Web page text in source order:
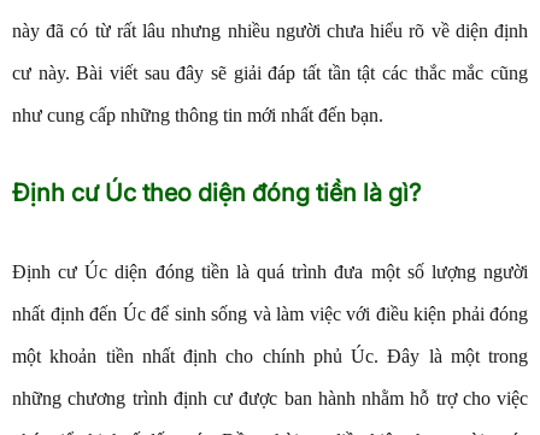
này đã có từ rất lâu nhưng nhiều người chưa hiểu rõ về diện định
cư này. Bài viết sau đây sẽ giải đáp tất tần tật các thắc mắc cũng
như cung cấp những thông tin mới nhất đến bạn.
Định cư Úc theo diện đóng tiền là gì?
Định cư Úc diện đóng tiền là quá trình đưa một số lượng người
nhất định đến Úc để sinh sống và làm việc với điều kiện phải đóng
một khoản tiền nhất định cho chính phủ Úc. Đây là một trong
những chương trình định cư được ban hành nhằm hỗ trợ cho việc